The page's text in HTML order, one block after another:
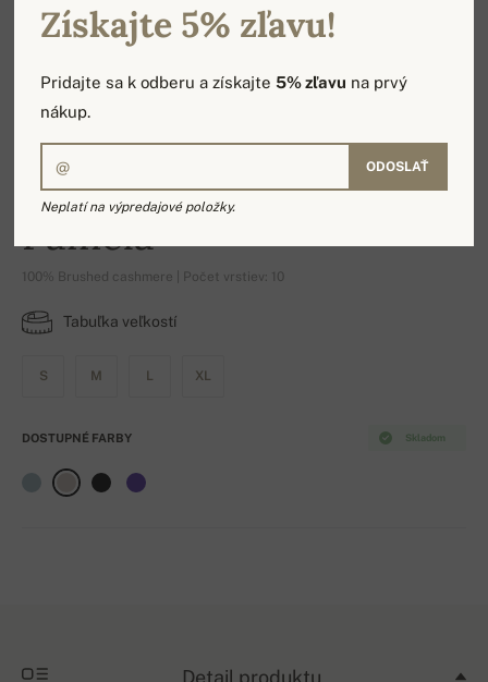
Pamela
100% Brushed cashmere | Počet vrstiev: 10
Tabuľka veľkostí
S M L XL
Skladom
DOSTUPNÉ FARBY
Získajte 5% zľavu!
Pridajte sa k odberu a získajte5% zľavu na prvý
nákup.
ODOSLAŤ
Neplatí na výpredajové položky.